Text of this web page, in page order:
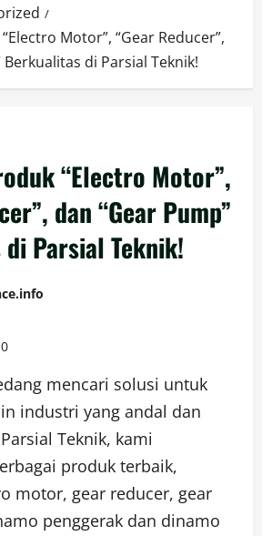
Motor”, “Gear Reducer”,
Berkualitas di Parsial Teknik!
“Electro Motor”,
dan “Gear Pump”
Parsial Teknik!
0
mencari solusi untuk
industri yang andal dan
Teknik, kami
produk terbaik,
motor, gear reducer, gear
penggerak dan dinamo